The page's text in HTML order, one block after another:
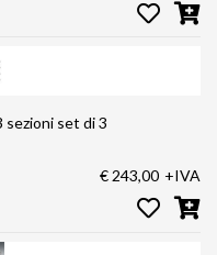
sezioni set di 3
€ 243,00 +IVA